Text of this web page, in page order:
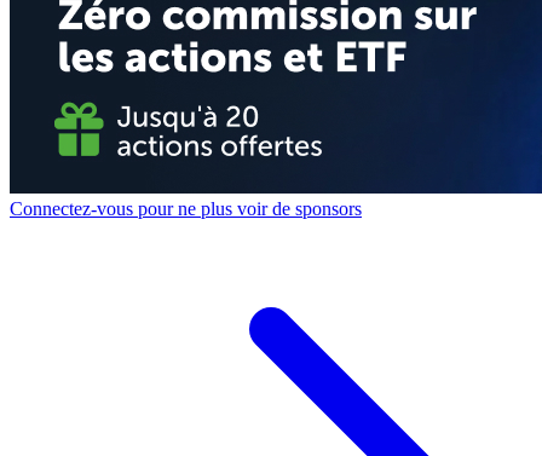
Connectez-vous pour ne plus voir de sponsors